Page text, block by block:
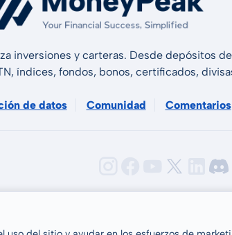
inversiones y carteras. Desde depósitos
índices, fondos, bonos, certificados,
de datos Comunidad Comentarios